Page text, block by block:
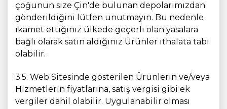
çoğunun size Çin'de bulunan depolarımızdan
gönderildiğini lütfen unutmayın. Bu nedenle
ikamet ettiğiniz ülkede geçerli olan yasalara
bağlı olarak satın aldığınız Ürünler ithalata tabi
olabilir.
3.5. Web Sitesinde gösterilen Ürünlerin ve/veya
Hizmetlerin fiyatlarına, satış vergisi gibi ek
vergiler dahil olabilir. Uygulanabilir olması